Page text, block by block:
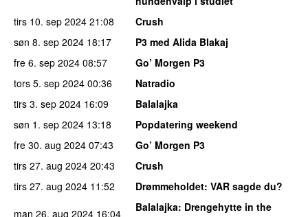
tirs 10. sep 2024 21:08
Crush
søn 8. sep 2024 18:17
P3 med Alida Blakaj
fre 6. sep 2024 08:57
Go’ Morgen P3
tors 5. sep 2024 00:36
Natradio
tirs 3. sep 2024 16:09
Balalajka
søn 1. sep 2024 13:18
Popdatering weekend
fre 30. aug 2024 07:43
Go’ Morgen P3
tirs 27. aug 2024 20:43
Crush
tirs 27. aug 2024 11:52 Drømmeholdet: VAR sagde du?
man 26. aug 2024 16:04 Balalajka: Drengehytte in the